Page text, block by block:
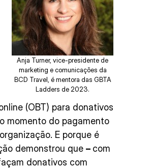
Anja Turner, vice-presidente de
marketing e comunicações da
BCD Travel, é mentora das GBTA
Ladders de 2023.
(OBT) para donativos
momento do pagamento
E porque é
demonstrou que – com
donativos com